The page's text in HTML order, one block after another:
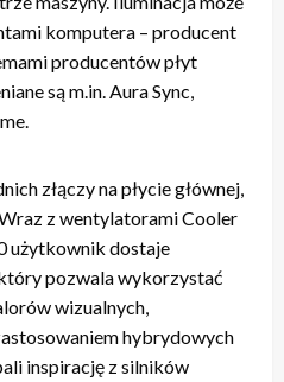
komputera – producent
producentów płyt
są m.in. Aura Sync,
złączy na płycie głównej,
z wentylatorami Cooler
użytkownik dostaje
pozwala wykorzystać
wizualnych,
hybrydowych
inspirację z silników